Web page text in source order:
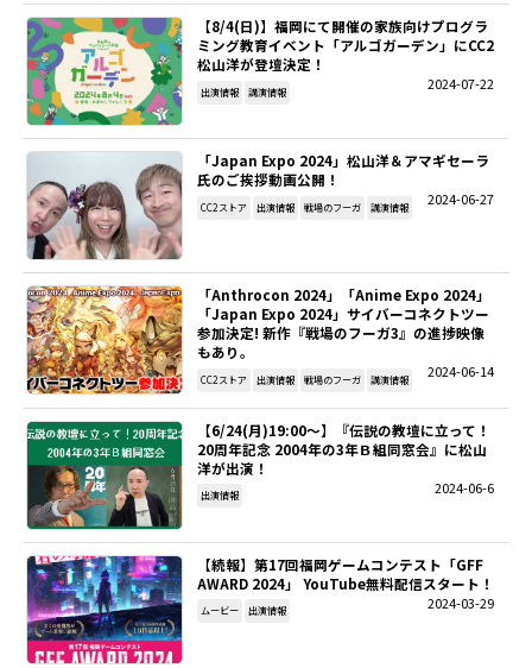
【8/4(日)】福岡にて開催の家族向けプログラ
ミング教育イベント「アルゴガーデン」にCC2
松山洋が登壇決定！
2024-07-22
出演情報 講演情報
「Japan Expo 2024」松山洋＆アマギセーラ
氏のご挨拶動画公開！
2024-06-27
CC2ストア 出演情報 戦場のフーガ 講演情報
「Anthrocon 2024」「Anime Expo 2024」
「Japan Expo 2024」サイバーコネクトツー
参加決定! 新作『戦場のフーガ3』の進捗映像
もあり。
2024-06-14
CC2ストア 出演情報 戦場のフーガ 講演情報
【6/24(月)19:00～】『伝説の教壇に立って！
20周年記念 2004年の3年Ｂ組同窓会』に松山
洋が出演！
2024-06-6
出演情報
【続報】第17回福岡ゲームコンテスト「GFF
AWARD 2024」 YouTube無料配信スタート！
2024-03-29
ムービー 出演情報